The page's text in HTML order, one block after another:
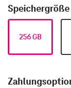
Speichergröße
256 GB